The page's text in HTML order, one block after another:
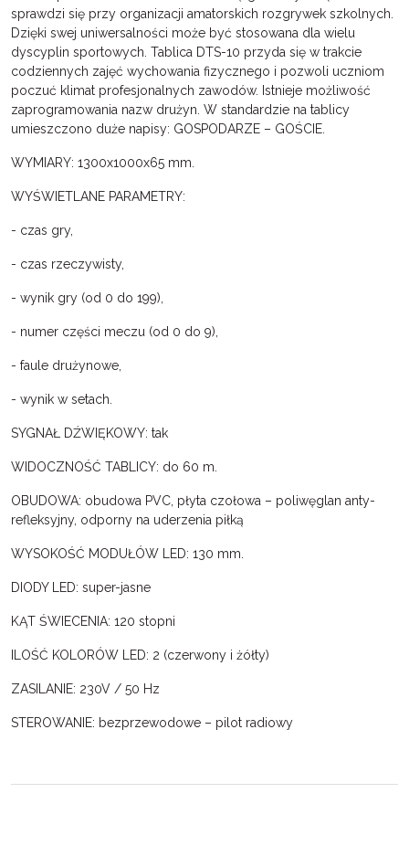
sprawdzi się przy organizacji amatorskich rozgrywek szkolnych.
Dzięki swej uniwersalności może być stosowana dla wielu
dyscyplin sportowych. Tablica DTS-10 przyda się w trakcie
codziennych zajęć wychowania fizycznego i pozwoli uczniom
poczuć klimat profesjonalnych zawodów. Istnieje możliwość
zaprogramowania nazw drużyn. W standardzie na tablicy
umieszczono duże napisy: GOSPODARZE – GOŚCIE.
WYMIARY: 1300x1000x65 mm.
WYŚWIETLANE PARAMETRY:
- czas gry,
- czas rzeczywisty,
- wynik gry (od 0 do 199),
- numer części meczu (od 0 do 9),
- faule drużynowe,
- wynik w setach.
SYGNAŁ DŹWIĘKOWY: tak
WIDOCZNOŚĆ TABLICY: do 60 m.
OBUDOWA: obudowa PVC, płyta czołowa – poliwęglan anty-
refleksyjny, odporny na uderzenia piłką
WYSOKOŚĆ MODUŁÓW LED: 130 mm.
DIODY LED: super-jasne
KĄT ŚWIECENIA: 120 stopni
ILOŚĆ KOLORÓW LED: 2 (czerwony i żółty)
ZASILANIE: 230V / 50 Hz
STEROWANIE: bezprzewodowe – pilot radiowy